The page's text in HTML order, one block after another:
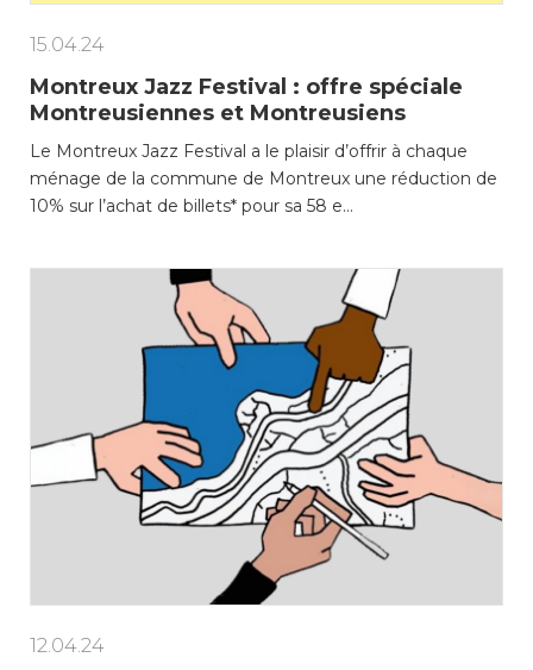
15.04.24
Montreux Jazz Festival : offre spéciale
Montreusiennes et Montreusiens
Le Montreux Jazz Festival a le plaisir d’offrir à chaque
ménage de la commune de Montreux une réduction de
10% sur l’achat de billets* pour sa 58 e…
12.04.24